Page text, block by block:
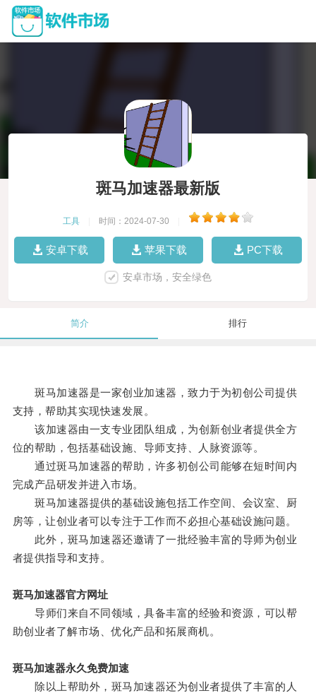
斑马加速器最新版
工具 时间：2024-07-30
安卓下载 苹果下载 PC下载
安卓市场，安全绿色
简介 排行
斑马加速器是一家创业加速器，致力于为初创公司提供
支持，帮助其实现快速发展。
该加速器由一支专业团队组成，为创新创业者提供全方
位的帮助，包括基础设施、导师支持、人脉资源等。
通过斑马加速器的帮助，许多初创公司能够在短时间内
完成产品研发并进入市场。
斑马加速器提供的基础设施包括工作空间、会议室、厨
房等，让创业者可以专注于工作而不必担心基础设施问题。
此外，斑马加速器还邀请了一批经验丰富的导师为创业
者提供指导和支持。
斑马加速器官方网址
导师们来自不同领域，具备丰富的经验和资源，可以帮
助创业者了解市场、优化产品和拓展商机。
斑马加速器永久免费加速
除以上帮助外，斑马加速器还为创业者提供了丰富的人